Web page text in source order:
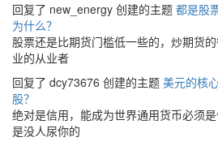
回复了 new_energy 创建的主题 都是股
为什么？
股票还是比期货门槛低一些的，炒期货
业的从业者
回复了 dcy73676 创建的主题 美元的核
股？
绝对是信用，能成为世界通用货币必须
是没人尿你的